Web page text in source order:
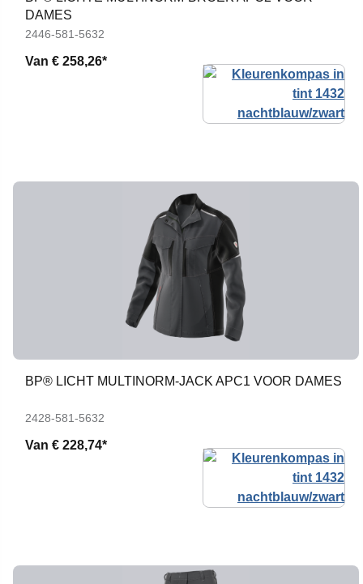
DAMES
2446-581-5632
Van € 258,26*
BP® LICHT MULTINORM-JACK APC1 VOOR DAMES
2428-581-5632
Van € 228,74*